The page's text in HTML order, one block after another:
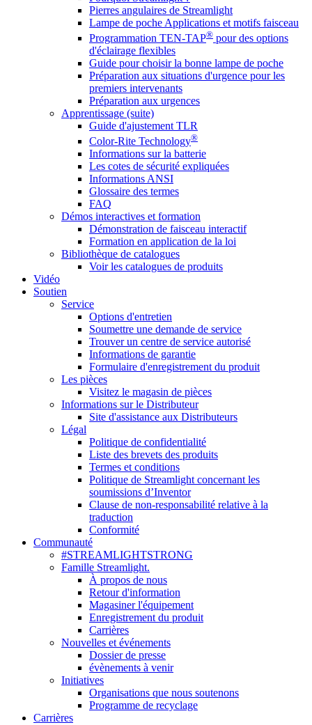
Pierres angulaires de Streamlight
Lampe de poche Applications et motifs faisceau
Programmation TEN-TAP® pour des options
d'éclairage flexibles
Guide pour choisir la bonne lampe de poche
Préparation aux situations d'urgence pour les
premiers intervenants
Préparation aux urgences
Apprentissage (suite)
Guide d'ajustement TLR
Color-Rite Technology®
Informations sur la batterie
Les cotes de sécurité expliquées
Informations ANSI
Glossaire des termes
FAQ
Démos interactives et formation
Démonstration de faisceau interactif
Formation en application de la loi
Bibliothèque de catalogues
Voir les catalogues de produits
Vidéo
Soutien
Service
Options d'entretien
Soumettre une demande de service
Trouver un centre de service autorisé
Informations de garantie
Formulaire d'enregistrement du produit
Les pièces
Visitez le magasin de pièces
Informations sur le Distributeur
Site d'assistance aux Distributeurs
Légal
Politique de confidentialité
Liste des brevets des produits
Termes et conditions
Politique de Streamlight concernant les
soumissions d’Inventor
Clause de non-responsabilité relative à la
traduction
Conformité
Communauté
#STREAMLIGHTSTRONG
Famille Streamlight.
À propos de nous
Retour d'information
Magasiner l'équipement
Enregistrement du produit
Carrières
Nouvelles et événements
Dossier de presse
évènements à venir
Initiatives
Organisations que nous soutenons
Programme de recyclage
Carrières